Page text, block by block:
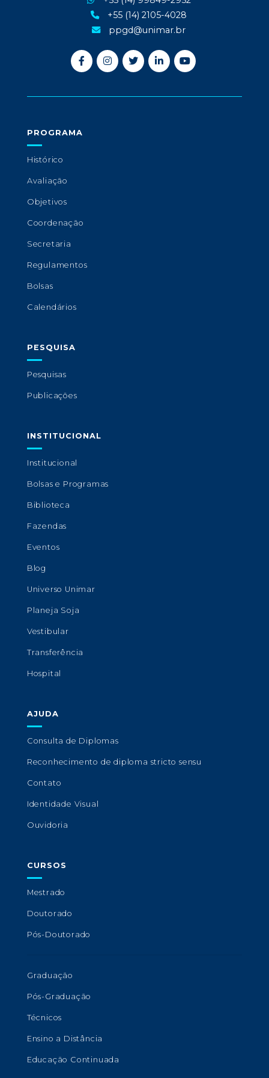
+55 (14) 2105-4028
ppgd@unimar.br
PROGRAMA
Histórico
Avaliação
Objetivos
Coordenação
Secretaria
Regulamentos
Bolsas
Calendários
PESQUISA
Pesquisas
Publicações
INSTITUCIONAL
Institucional
Bolsas e Programas
Biblioteca
Fazendas
Eventos
Blog
Universo Unimar
Planeja Soja
Vestibular
Transferência
Hospital
AJUDA
Consulta de Diplomas
Reconhecimento de diploma stricto sensu
Contato
Identidade Visual
Ouvidoria
CURSOS
Mestrado
Doutorado
Pós-Doutorado
Graduação
Pós-Graduação
Técnicos
Ensino a Distância
Educação Continuada